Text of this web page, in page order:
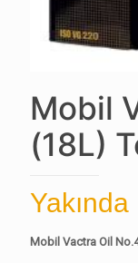
Mobil
(18L)
Yakında
Mobil Vactra Oil